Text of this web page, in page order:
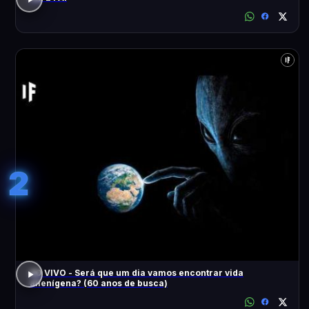
2
AO VIVO - Será que um dia vamos encontrar vida
alienígena? (60 anos de busca)